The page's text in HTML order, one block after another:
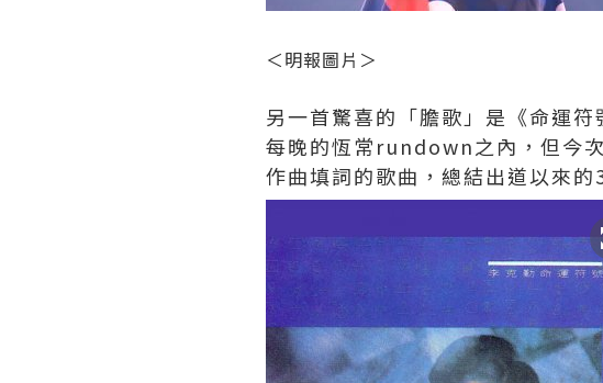
＜明報圖片＞
另一首驚喜的「膽歌」是《命運
每晚的恆常rundown之內，但今
作曲填詞的歌曲，總結出道以來的